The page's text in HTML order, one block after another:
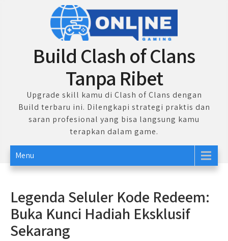
Build Clash of Clans
Tanpa Ribet
Upgrade skill kamu di Clash of Clans dengan
Build terbaru ini. Dilengkapi strategi praktis dan
saran profesional yang bisa langsung kamu
terapkan dalam game.
Menu
Legenda Seluler Kode Redeem:
Buka Kunci Hadiah Eksklusif
Sekarang